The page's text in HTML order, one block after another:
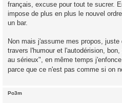
français, excuse pour tout te sucrer.
impose de plus en plus le nouvel
un bar.
Non mais j'assume mes propos,
travers l'humour et l'autodérision,
au sérieux", en même temps
parce que ce n'est pas comme si on
Po3m